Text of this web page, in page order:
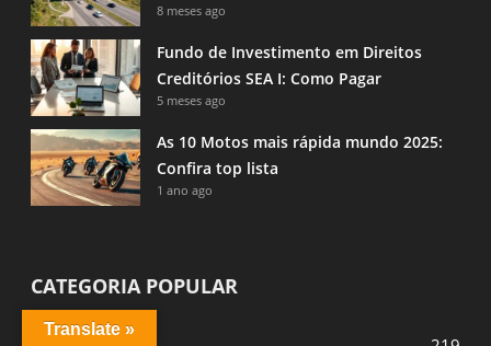
8 meses ago
Fundo de Investimento em Direitos
Creditórios SEA I: Como Pagar
5 meses ago
As 10 Motos mais rápida mundo 2025:
Confira top lista
1 ano ago
CATEGORIA POPULAR
Translate »